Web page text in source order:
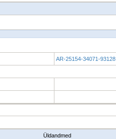
AR-25154-34071-93128
Üldandmed